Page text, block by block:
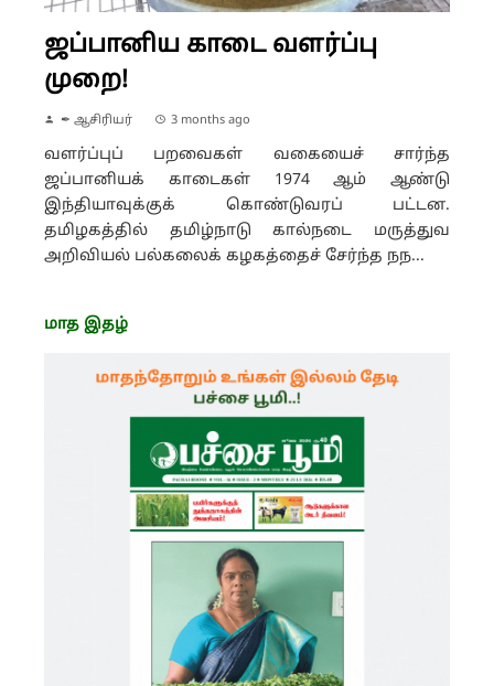
ஜப்பானிய காடை வளர்ப்பு
முறை!
✒ ஆசிரியர் 3 months ago
வளர்ப்புப் பறவைகள் வகையைச் சார்ந்த
ஜப்பானியக் காடைகள் 1974 ஆம் ஆண்டு
இந்தியாவுக்குக் கொண்டுவரப் பட்டன.
தமிழகத்தில் தமிழ்நாடு கால்நடை மருத்துவ
அறிவியல் பல்கலைக் கழகத்தைச் சேர்ந்த நந...
மாத இதழ்